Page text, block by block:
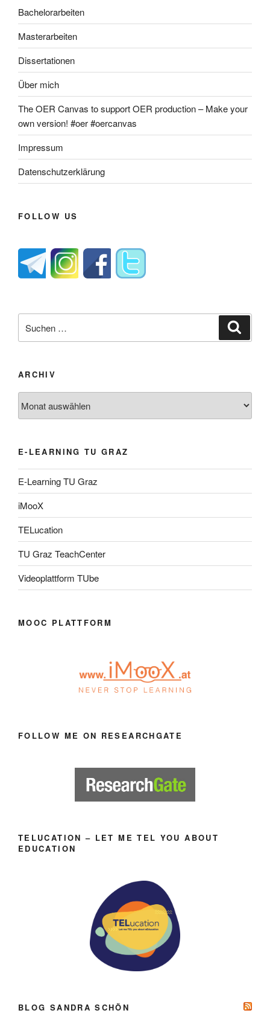
Bachelorarbeiten
Masterarbeiten
Dissertationen
Über mich
The OER Canvas to support OER production – Make your
own version! #oer #oercanvas
Impressum
Datenschutzerklärung
FOLLOW US
nach:
ARCHIV
E-LEARNING TU GRAZ
E-Learning TU Graz
iMooX
TELucation
TU Graz TeachCenter
Videoplattform TUbe
MOOC PLATTFORM
FOLLOW ME ON RESEARCHGATE
TELUCATION – LET ME TEL YOU ABOUT
EDUCATION
BLOG SANDRA SCHÖN